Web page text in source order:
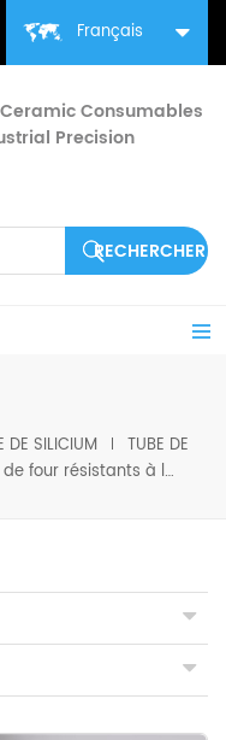
Français
Consumables
Precision
DE SILICIUM
TUBE DE
Meubles de four résistants à l'oxydation, poutres SiC, haute température, pour fours